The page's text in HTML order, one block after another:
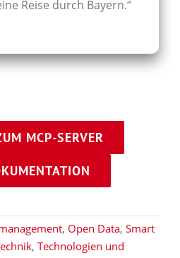
Reise durch Bayern.“
MCP-SERVER
, Open Data, Smart
, Technologien und